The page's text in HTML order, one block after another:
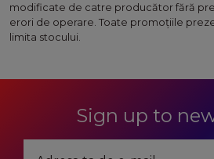
modificate de catre producător fără
erori de operare. Toate promoţiile
limita stocului.
Sign up to